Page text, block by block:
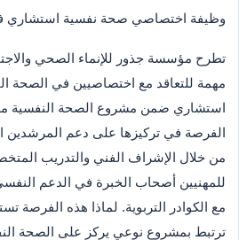
وظيفة اختصاصي صحة نفسية استشاري
تطرح مؤسسة جذور للإنماء الصحي
مهمة للتعاقد مع اختصاصيين في الصحة
استشاري ضمن مشروع الصحة النفسية
الفرصة في تركيزها على دعم المرشدين
من خلال الإشراف الفني والتدريب
للمهنيين أصحاب الخبرة في الدعم
مع الكوادر التربوية. لماذا هذه الفرصة
ترتبط بمشروع نوعي يركز على الصحة